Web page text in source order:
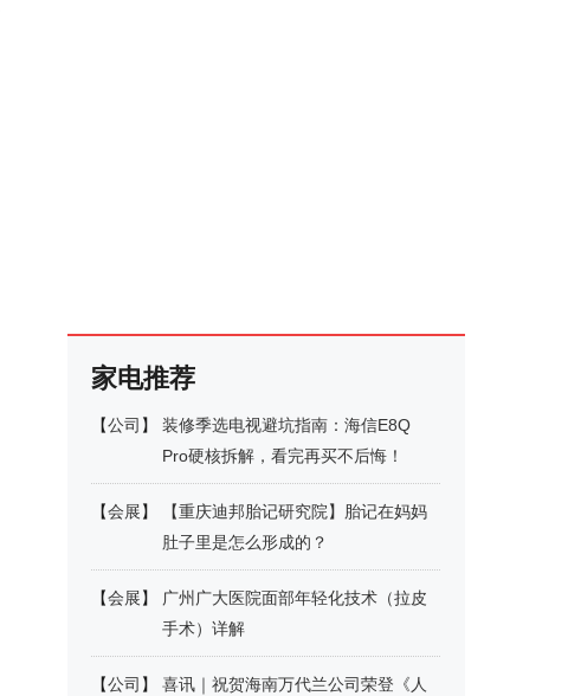
家电推荐
【公司 】
装修季选电视避坑指南：海信E8Q
Pro硬核拆解，看完再买不后悔！
【会展】
【重庆迪邦胎记研究院】胎记在妈妈
肚子里是怎么形成的？
【会展】
广州广大医院面部年轻化技术（拉皮
手术）详解
【公司 】
喜讯｜祝贺海南万代兰公司荣登《人